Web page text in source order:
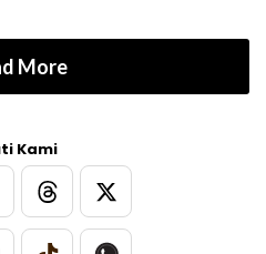
More
Kami